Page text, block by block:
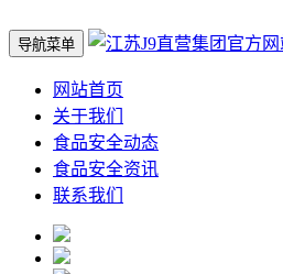
导航菜单
网站首页
关于我们
食品安全动态
食品安全资讯
联系我们